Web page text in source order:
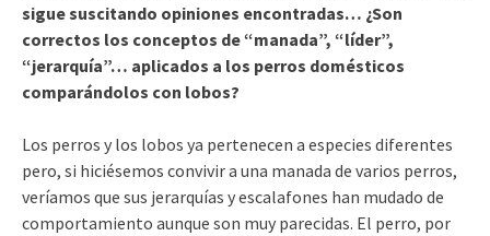
sigue suscitando opiniones encontradas… ¿Son
correctos los conceptos de “manada”, “líder”,
“jerarquía”… aplicados a los perros domésticos
comparándolos con lobos?
Los perros y los lobos ya pertenecen a especies diferentes
pero, si hiciésemos convivir a una manada de varios perros,
veríamos que sus jerarquías y escalafones han mudado de
comportamiento aunque son muy parecidas. El perro, por